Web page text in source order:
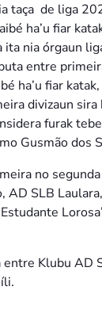
taça de liga
ha’u fiar
nia órgaun
entre
ha’u fiar
divizaun sira
furak
Gusmão dos
no
AD SLB
Klubu AD